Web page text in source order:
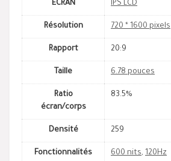
ÉCRAN IPS LCD
Résolution 720 * 1600 pixels
Rapport 20:9
Taille 6.78 pouces
Ratio
écran/corps
83.5%
Densité 259
Fonctionnalités 600 nits, 120Hz